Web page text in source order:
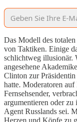
Das Modell des
von Taktiken. Einige
schlichtweg illusionär.
angesehene
Clinton zur
hatte. Moderatoren
Fernsehsender,
argumentieren oder zu
Agent Russlands sei.
Herzen und Köpfe zu